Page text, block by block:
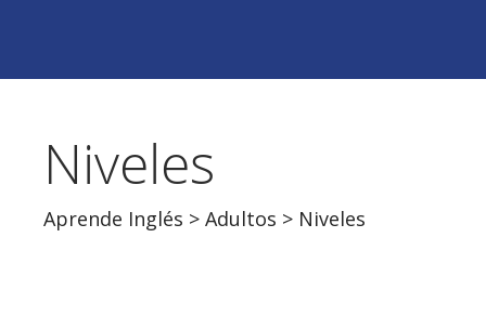
Niveles
Aprende Inglés > Adultos > Niveles